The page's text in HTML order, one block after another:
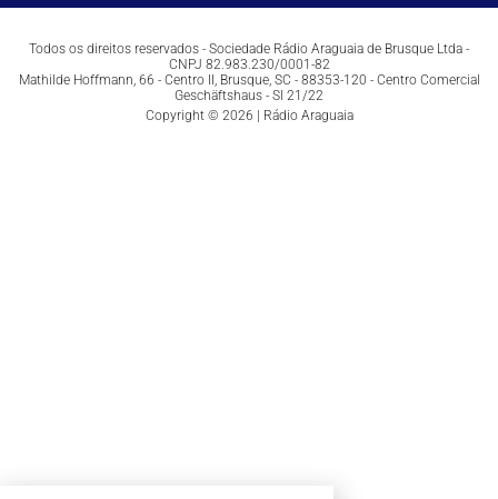
Todos os direitos reservados - Sociedade Rádio Araguaia de Brusque Ltda -
CNPJ 82.983.230/0001-82
Mathilde Hoffmann, 66 - Centro II, Brusque, SC - 88353-120 - Centro Comercial
Geschäftshaus - Sl 21/22
Copyright © 2026 | Rádio Araguaia